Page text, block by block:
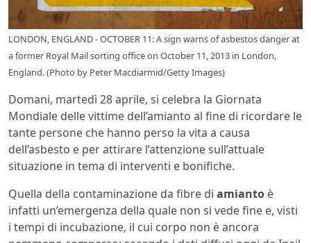
LONDON, ENGLAND - OCTOBER 11: A sign warns of asbestos danger at
a former Royal Mail sorting office on October 11, 2013 in London,
England. (Photo by Peter Macdiarmid/Getty Images)
Domani, martedì 28 aprile, si celebra la Giornata
Mondiale delle vittime dell’amianto al fine di ricordare le
tante persone che hanno perso la vita a causa
dell’asbesto e per attirare l’attenzione sull’attuale
situazione in tema di interventi e bonifiche.
Quella della contaminazione da fibre di amianto è
infatti un’emergenza della quale non si vede fine e, visti
i tempi di incubazione, il cui corpo non è ancora